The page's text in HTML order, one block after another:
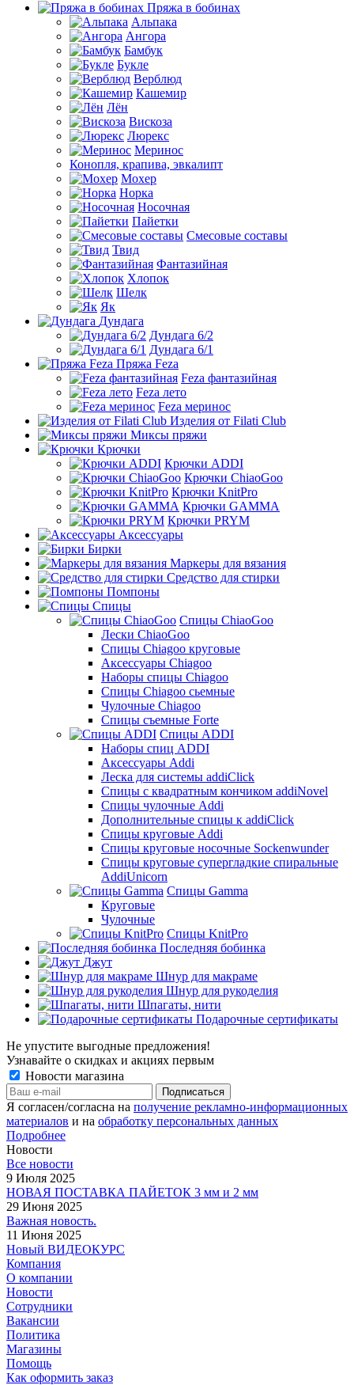
Пряжа в бобинах
Альпака
Ангора
Бамбук
Букле
Верблюд
Кашемир
Лён
Вискоза
Люрекс
Меринос
Конопля, крапива, эвкалипт
Мохер
Норка
Носочная
Пайетки
Смесовые составы
Твид
Фантазийная
Хлопок
Шелк
Як
Дундага
Дундага 6/2
Дундага 6/1
Пряжа Feza
Feza фантазийная
Feza лето
Feza меринос
Изделия от Filati Club
Миксы пряжи
Крючки
Крючки ADDI
Крючки ChiaoGoo
Крючки KnitPro
Крючки GAMMA
Крючки PRYM
Аксессуары
Бирки
Маркеры для вязания
Средство для стирки
Помпоны
Спицы
Спицы ChiaoGoo
Лески ChiaoGoo
Cпицы Сhiagoo круговые
Аксессуары Chiagoo
Наборы спицы Chiagoo
Спицы Chiagoo сьемные
Чулочные Chiagoo
Спицы съемные Forte
Спицы ADDI
Наборы спиц ADDI
Аксессуары Addi
Леска для системы addiClick
Спицы с квадратным кончиком addiNovel
Спицы чулочные Addi
Дополнительные спицы к addiClick
Спицы круговые Addi
Спицы круговые носочные Sockenwunder
Спицы круговые супергладкие спиральные
AddiUnicorn
Спицы Gamma
Круговые
Чулочные
Спицы KnitPro
Последняя бобинка
Джут
Шнур для макраме
Шнур для рукоделия
Шпагаты, нити
Подарочные сертификаты
Не упустите выгодные предложения!
Узнавайте о скидках и акциях первым
Новости магазина
Я согласен/согласна на получение рекламно-информационных
материалов и на обработку персональных данных
Подробнее
Новости
Все новости
9 Июля 2025
НОВАЯ ПОСТАВКА ПАЙЕТОК 3 мм и 2 мм
29 Июня 2025
Важная новость.
11 Июня 2025
Новый ВИДЕОКУРС
Компания
О компании
Новости
Сотрудники
Вакансии
Политика
Магазины
Помощь
Как оформить заказ